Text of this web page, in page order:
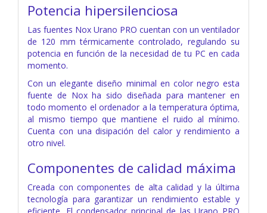
Potencia hipersilenciosa
Las fuentes Nox Urano PRO cuentan con un ventilador
de 120 mm térmicamente controlado, regulando su
potencia en función de la necesidad de tu PC en cada
momento.
Con un elegante diseño minimal en color negro esta
fuente de Nox ha sido diseñada para mantener en
todo momento el ordenador a la temperatura óptima,
al mismo tiempo que mantiene el ruido al mínimo.
Cuenta con una disipación del calor y rendimiento a
otro nivel.
Componentes de calidad máxima
Creada con componentes de alta calidad y la última
tecnología para garantizar un rendimiento estable y
eficiente. El condensador principal de las Urano PRO